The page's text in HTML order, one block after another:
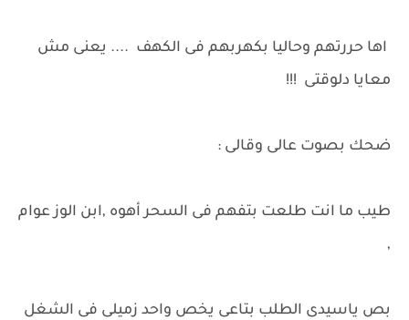
اها حررتهم وحاليا بكهربهم فى الكهف .... يعنى مش
معايا دلوقتى !!!
ضحك بصوت عالى وقالى :
طيب ما انت طلعت بتفهم فى السحر أهوه ,ابن الوز عوام
,
بص ياسيدى الطلب بتاعى يخص واحد زميلى فى الشغل